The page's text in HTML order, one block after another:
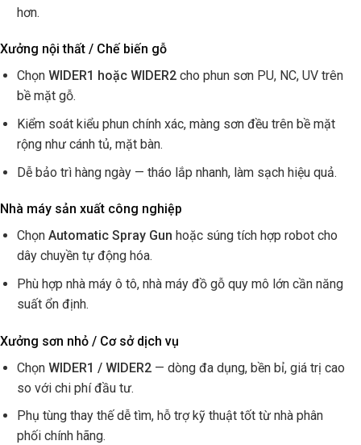
hơn.
Xưởng nội thất / Chế biến gỗ
Chọn WIDER1 hoặc WIDER2cho phun sơn PU, NC, UV trên
bề mặt gỗ.
Kiểm soát kiểu phun chính xác, màng sơn đều trên bề mặt
rộng như cánh tủ, mặt bàn.
Dễ bảo trì hàng ngày — tháo lắp nhanh, làm sạch hiệu quả.
Nhà máy sản xuất công nghiệp
Chọn Automatic Spray Gun hoặc súng tích hợp robot cho
dây chuyền tự động hóa.
Phù hợp nhà máy ô tô, nhà máy đồ gỗ quy mô lớn cần năng
suất ổn định.
Xưởng sơn nhỏ / Cơ sở dịch vụ
Chọn WIDER1 / WIDER2— dòng đa dụng, bền bỉ, giá trị cao
so với chi phí đầu tư.
Phụ tùng thay thế dễ tìm, hỗ trợ kỹ thuật tốt từ nhà phân
phối chính hãng.